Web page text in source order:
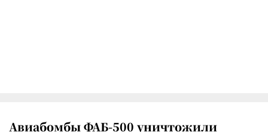
Авиабомбы ФАБ-500 уничтожили